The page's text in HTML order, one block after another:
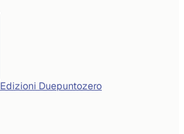
Edizioni Duepuntozero